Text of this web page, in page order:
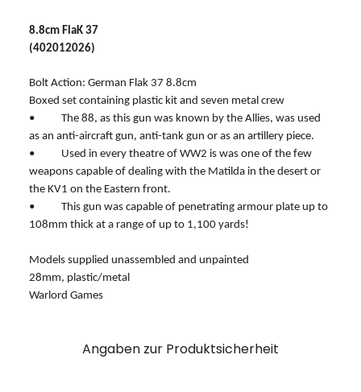
8.8cm FlaK 37
(402012026)
Bolt Action: German Flak 37 8.8cm
Boxed set containing plastic kit and seven metal crew
• The 88, as this gun was known by the Allies, was used
as an anti-aircraft gun, anti-tank gun or as an artillery piece.
• Used in every theatre of WW2 is was one of the few
weapons capable of dealing with the Matilda in the desert or
the KV1 on the Eastern front.
• This gun was capable of penetrating armour plate up to
108mm thick at a range of up to 1,100 yards!
Models supplied unassembled and unpainted
28mm, plastic/metal
Warlord Games
Angaben zur Produktsicherheit